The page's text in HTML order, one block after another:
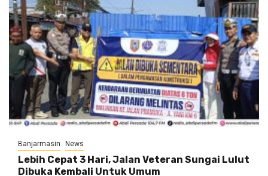
Banjarmasin News
Lebih Cepat 3 Hari, Jalan Veteran Sungai Lulut
Dibuka Kembali Untuk Umum